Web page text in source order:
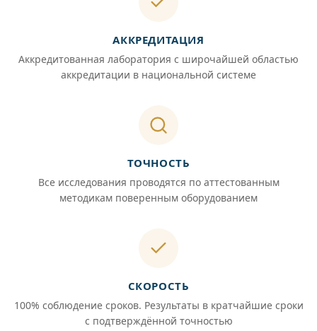
АККРЕДИТАЦИЯ
Аккредитованная лаборатория с широчайшей областью
аккредитации в национальной системе
ТОЧНОСТЬ
Все исследования проводятся по аттестованным
методикам поверенным оборудованием
СКОРОСТЬ
100% соблюдение сроков. Результаты в кратчайшие сроки
с подтверждённой точностью